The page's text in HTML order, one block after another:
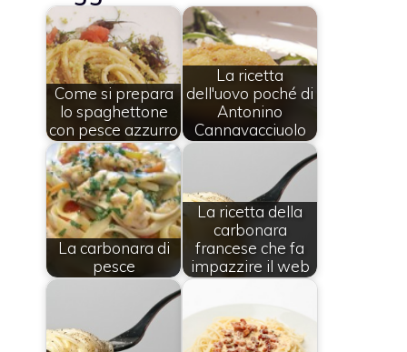
Come si prepara
lo spaghettone
con pesce azzurro
La ricetta
dell'uovo poché di
Antonino
Cannavacciuolo
La carbonara di
pesce
La ricetta della
carbonara
francese che fa
impazzire il web